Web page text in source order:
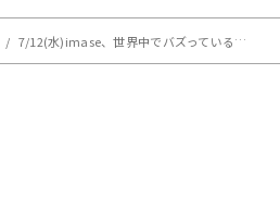
りました」声優・三木眞一
郎が登場 『Snow Man佐
久間大介の待って、無理、
7/12(水)imase、世界中でバズっている「NIGHT DANCER」の韓国語バージョンに苦戦！？【矢吹奈子のレコメン！】